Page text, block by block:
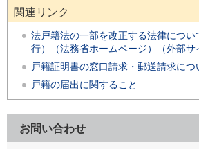
関連リンク
法戸籍法の一部を改正する法律につ
行）（法務省ホームページ）（外部サ
戸籍証明書の窓口請求・郵送請求につ
戸籍の届出に関すること
お問い合わせ